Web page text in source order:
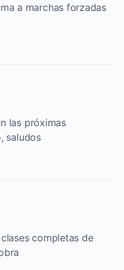
a marchas forzadas
las próximas
saludos
completas de